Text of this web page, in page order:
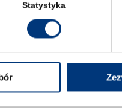
Statystyka